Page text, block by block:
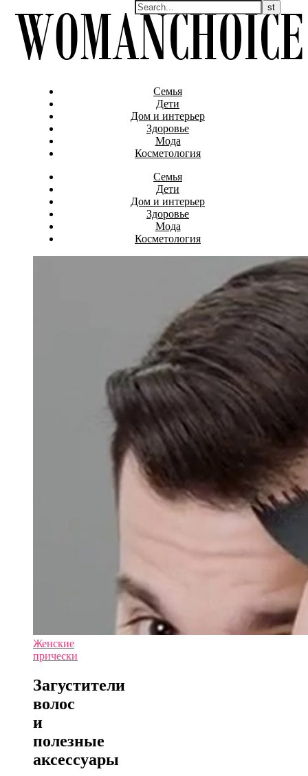
Семья
Дети
Дом и интерьер
Здоровье
Мода
Косметология
Семья
Дети
Дом и интерьер
Здоровье
Мода
Косметология
Женские
прически
Загустители
волос
и
полезные
аксессуары